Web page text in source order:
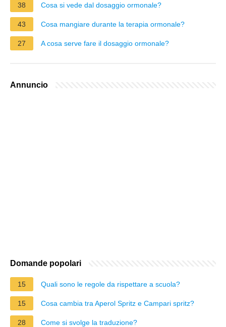
38 Cosa si vede dal dosaggio ormonale?
43 Cosa mangiare durante la terapia ormonale?
27 A cosa serve fare il dosaggio ormonale?
Annuncio
Domande popolari
15 Quali sono le regole da rispettare a scuola?
15 Cosa cambia tra Aperol Spritz e Campari spritz?
28 Come si svolge la traduzione?